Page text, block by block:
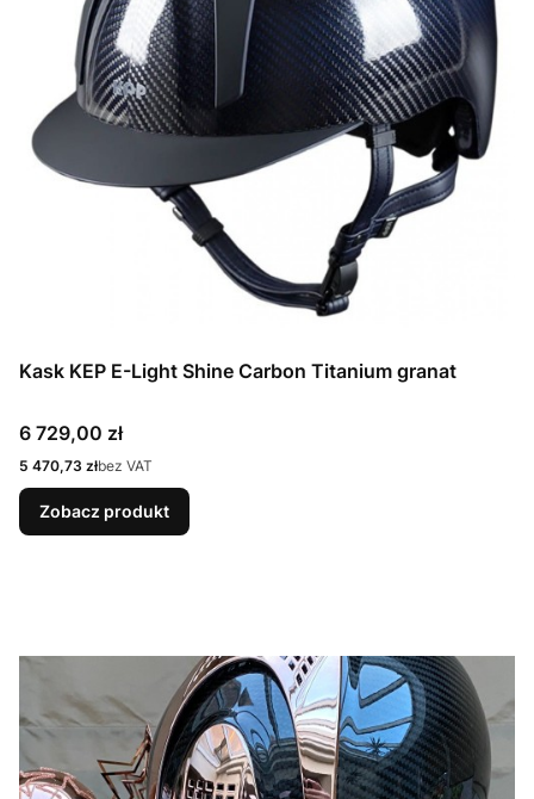
Kask KEP E-Light Shine Carbon Titanium granat
Cena
6 729,00 zł
Cena
5 470,73 złbez VAT
Zobacz produkt